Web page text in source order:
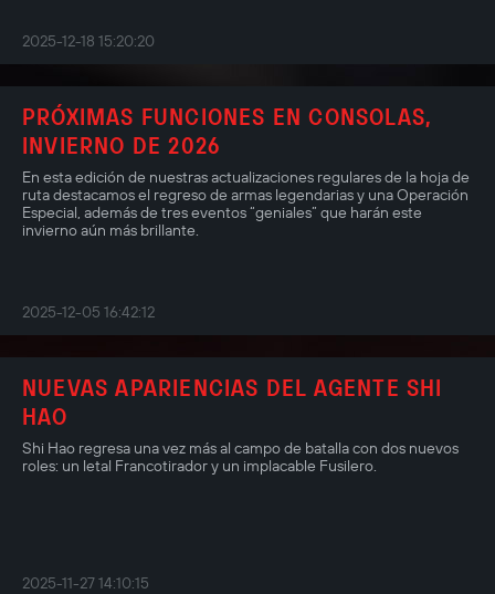
2025-12-18 15:20:20
PRÓXIMAS FUNCIONES EN CONSOLAS,
INVIERNO DE 2026
En esta edición de nuestras actualizaciones regulares de la hoja de
ruta destacamos el regreso de armas legendarias y una Operación
Especial, además de tres eventos “geniales” que harán este
invierno aún más brillante.
2025-12-05 16:42:12
NUEVAS APARIENCIAS DEL AGENTE SHI
HAO
Shi Hao regresa una vez más al campo de batalla con dos nuevos
roles: un letal Francotirador y un implacable Fusilero.
2025-11-27 14:10:15